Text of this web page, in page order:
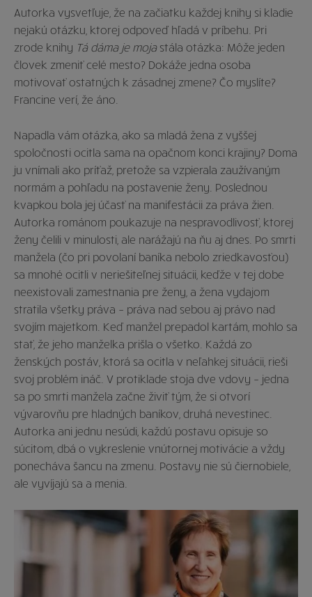
Autorka vysvetľuje, že na začiatku každej knihy si kladie
nejakú otázku, ktorej odpoveď hľadá v príbehu. Pri
zrode knihy Tá dáma je moja stála otázka: Môže jeden
človek zmeniť celé mesto? Dokáže jedna osoba
motivovať ostatných k zásadnej zmene? Čo myslíte?
Francine verí, že áno.
Napadla vám otázka, ako sa mladá žena z vyššej
spoločnosti ocitla sama na opačnom konci krajiny? Doma
ju vnímali ako príťaž, pretože sa vzpierala zaužívaným
normám a pohľadu na postavenie ženy. Poslednou
kvapkou bola jej účasť na manifestácii za práva žien.
Autorka románom poukazuje na nespravodlivosť, ktorej
ženy čelili v minulosti, ale narážajú na ňu aj dnes. Po smrti
manžela (čo pri povolaní baníka nebolo zriedkavosťou)
sa mnohé ocitli v neriešiteľnej situácii, keďže v tej dobe
neexistovali zamestnania pre ženy, a žena vydajom
stratila všetky práva – práva nad sebou aj právo nad
svojím majetkom. Keď manžel prepadol kartám, mohlo sa
stať, že jeho manželka prišla o všetko. Každá zo
ženských postáv, ktorá sa ocitla v neľahkej situácii, rieši
svoj problém ináč. V protiklade stoja dve vdovy – jedna
sa po smrti manžela začne živiť tým, že si otvorí
vývarovňu pre hladných baníkov, druhá nevestinec.
Autorka ani jednu nesúdi, každú postavu opisuje so
súcitom, dbá o vykreslenie vnútornej motivácie a vždy
ponecháva šancu na zmenu. Postavy nie sú čiernobiele,
ale vyvíjajú sa a menia.